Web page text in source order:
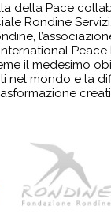
della Pace
Rondine
Peace
il medesimo
nel mondo e la